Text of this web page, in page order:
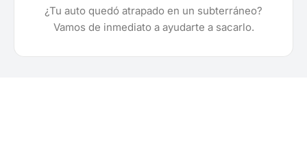
¿Tu auto quedó atrapado en un subterráneo?
Vamos de inmediato a ayudarte a sacarlo.